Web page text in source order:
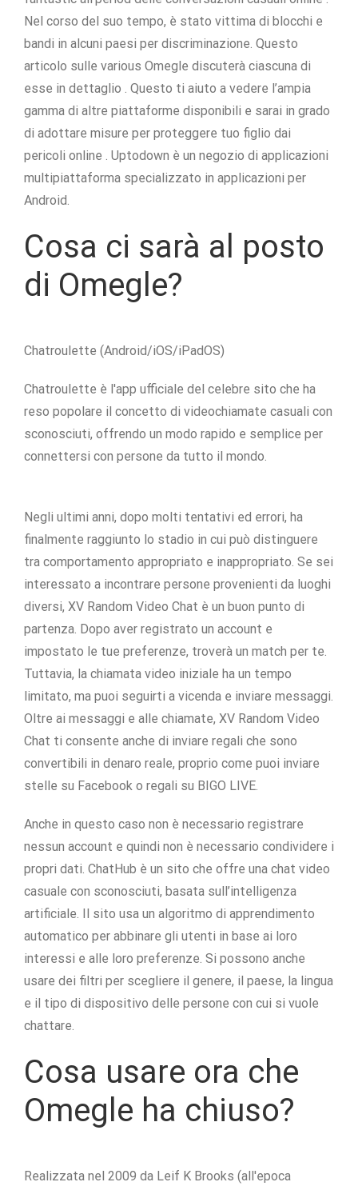
Nel corso del suo tempo, è stato vittima di blocchi e
bandi in alcuni paesi per discriminazione. Questo
articolo sulle various Omegle discuterà ciascuna di
esse in dettaglio . Questo ti aiuto a vedere l’ampia
gamma di altre piattaforme disponibili e sarai in grado
di adottare misure per proteggere tuo figlio dai
pericoli online . Uptodown è un negozio di applicazioni
multipiattaforma specializzato in applicazioni per
Android.
Cosa ci sarà al posto
di Omegle?
Chatroulette (Android/iOS/iPadOS)
Chatroulette è l'app ufficiale del celebre sito che ha
reso popolare il concetto di videochiamate casuali con
sconosciuti, offrendo un modo rapido e semplice per
connettersi con persone da tutto il mondo.
Negli ultimi anni, dopo molti tentativi ed errori, ha
finalmente raggiunto lo stadio in cui può distinguere
tra comportamento appropriato e inappropriato. Se sei
interessato a incontrare persone provenienti da luoghi
diversi, XV Random Video Chat è un buon punto di
partenza. Dopo aver registrato un account e
impostato le tue preferenze, troverà un match per te.
Tuttavia, la chiamata video iniziale ha un tempo
limitato, ma puoi seguirti a vicenda e inviare messaggi.
Oltre ai messaggi e alle chiamate, XV Random Video
Chat ti consente anche di inviare regali che sono
convertibili in denaro reale, proprio come puoi inviare
stelle su Facebook o regali su BIGO LIVE.
Anche in questo caso non è necessario registrare
nessun account e quindi non è necessario condividere i
propri dati. ChatHub è un sito che offre una chat video
casuale con sconosciuti, basata sull’intelligenza
artificiale. Il sito usa un algoritmo di apprendimento
automatico per abbinare gli utenti in base ai loro
interessi e alle loro preferenze. Si possono anche
usare dei filtri per scegliere il genere, il paese, la lingua
e il tipo di dispositivo delle persone con cui si vuole
chattare.
Cosa usare ora che
Omegle ha chiuso?
Realizzata nel 2009 da Leif K Brooks (all'epoca